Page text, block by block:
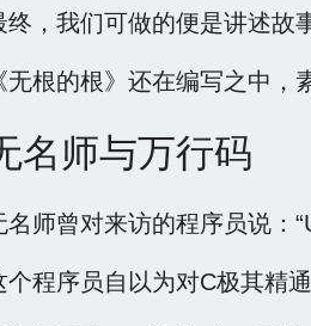
终，我们可做的便是讲述故
无根的根》还在编写之中
名师与万行码
名师曾对来访的程序员说：
个程序员自以为对C极其精